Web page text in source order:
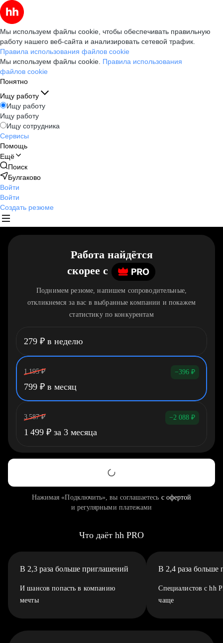
Мы используем файлы cookie, чтобы обеспечивать правильную
работу нашего веб-сайта и анализировать сетевой трафик.
Правила использования файлов cookie
Мы используем файлы cookie. Правила использования
файлов cookie
Понятно
Ищу работу
Ищу работу
Ищу работу
Ищу сотрудника
Сервисы
Помощь
Ещё
Поиск
Булгаково
Войти
Войти
Создать резюме
Работа найдётся
скорее c
Поднимем резюме, напишем сопроводительные,
откликнемся за вас в выбранные компании и покажем
статистику по конкурентам
279 ₽ в неделю
1 195 ₽ −396 ₽
799 ₽ в месяц
3 587 ₽ −2 088 ₽
1 499 ₽ за 3 месяца
Нажимая «Подключить», вы соглашаетесь с офертой
и регулярными платежами
Что даёт hh PRO
В 2,3 раза больше приглашений
И шансов попасть в компанию
мечты
В 2,4 раза больше
Специалистов с hh
чаще